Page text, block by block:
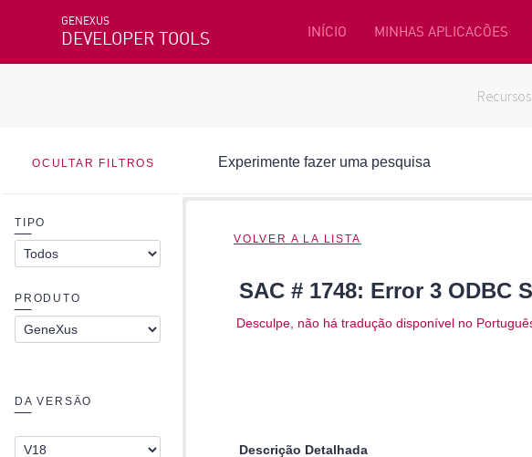
GENEXUS
DEVELOPER TOOLS INÍCIO MINHAS APLICACÕES
Recursos